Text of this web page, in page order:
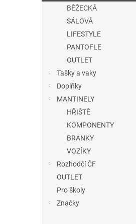
BĚŽECKÁ
SÁLOVÁ
LIFESTYLE
PANTOFLE
OUTLET
Tašky a vaky
Doplňky
MANTINELY
HŘIŠTĚ
KOMPONENTY
BRANKY
VOZÍKY
Rozhodčí ČF
OUTLET
Pro školy
Značky